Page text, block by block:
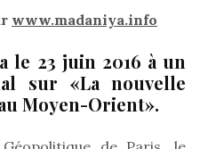
www.madaniya.info
le 23 juin 2016 à un
sur «La nouvelle
Moyen-Orient».